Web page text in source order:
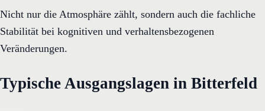
Nicht nur die Atmosphäre zählt, sondern auch die fachliche
Stabilität bei kognitiven und verhaltensbezogenen
Veränderungen.
Typische Ausgangslagen in Bitterfeld